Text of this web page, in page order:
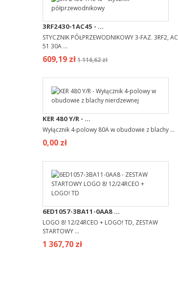
3RF2430-1AC45 - ...
STYCZNIK PÓŁPRZEWODNIKOWY 3-FAZ. 3RF2, AC
51 30A ...
609,19 zł1 116,62 zł
KER 480 Y/R - ...
Wyłącznik 4-polowy 80A w obudowie z blachy ...
0,00 zł
6ED1057-3BA11-0AA8 ...
LOGO 8! 12/24RCEO + LOGO! TD, ZESTAW
STARTOWY ...
1 367,70 zł